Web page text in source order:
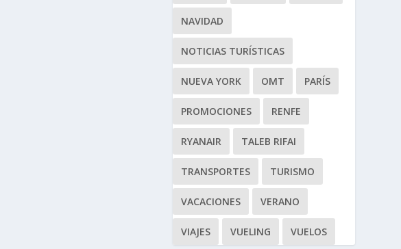
NAVIDAD
NOTICIAS TURÍSTICAS
NUEVA YORK OMT PARÍS
PROMOCIONES RENFE
RYANAIR TALEB RIFAI
TRANSPORTES TURISMO
VACACIONES VERANO
VIAJES VUELING VUELOS